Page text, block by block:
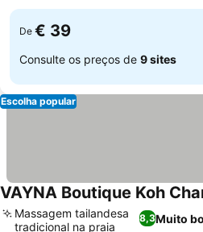
De € 39
Consulte os preços de 9 sites
Escolha popular
VAYNA Boutique Koh
8,3Muito
Massagem tailandesa
tradicional na praia